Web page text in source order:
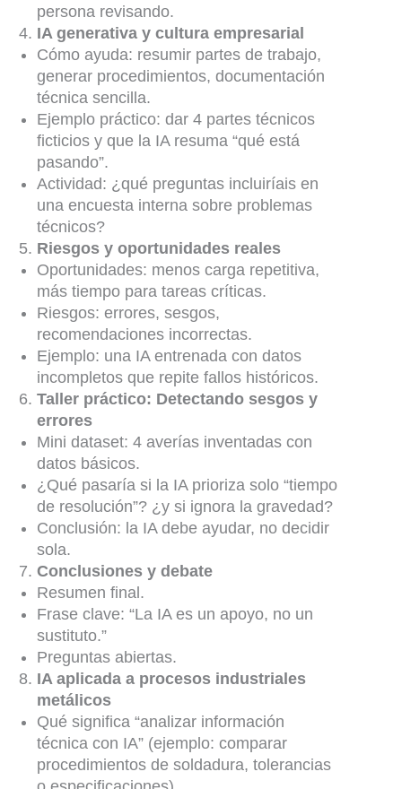
persona revisando.
IA generativa y cultura empresarial
Cómo ayuda: resumir partes de trabajo,
generar procedimientos, documentación
técnica sencilla.
Ejemplo práctico: dar 4 partes técnicos
ficticios y que la IA resuma “qué está
pasando”.
Actividad: ¿qué preguntas incluiríais en
una encuesta interna sobre problemas
técnicos?
Riesgos y oportunidades reales
Oportunidades: menos carga repetitiva,
más tiempo para tareas críticas.
Riesgos: errores, sesgos,
recomendaciones incorrectas.
Ejemplo: una IA entrenada con datos
incompletos que repite fallos históricos.
Taller práctico: Detectando sesgos y
errores
Mini dataset: 4 averías inventadas con
datos básicos.
¿Qué pasaría si la IA prioriza solo “tiempo
de resolución”? ¿y si ignora la gravedad?
Conclusión: la IA debe ayudar, no decidir
sola.
Conclusiones y debate
Resumen final.
Frase clave: “La IA es un apoyo, no un
sustituto.”
Preguntas abiertas.
IA aplicada a procesos industriales
metálicos
Qué significa “analizar información
técnica con IA” (ejemplo: comparar
procedimientos de soldadura, tolerancias